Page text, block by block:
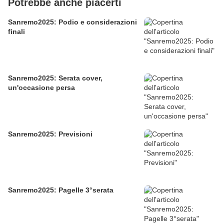
Potrebbe anche piacerti
Sanremo2025: Podio e considerazioni
finali
Sanremo2025: Serata cover,
un'occasione persa
Sanremo2025: Previsioni
Sanremo2025: Pagelle 3°serata